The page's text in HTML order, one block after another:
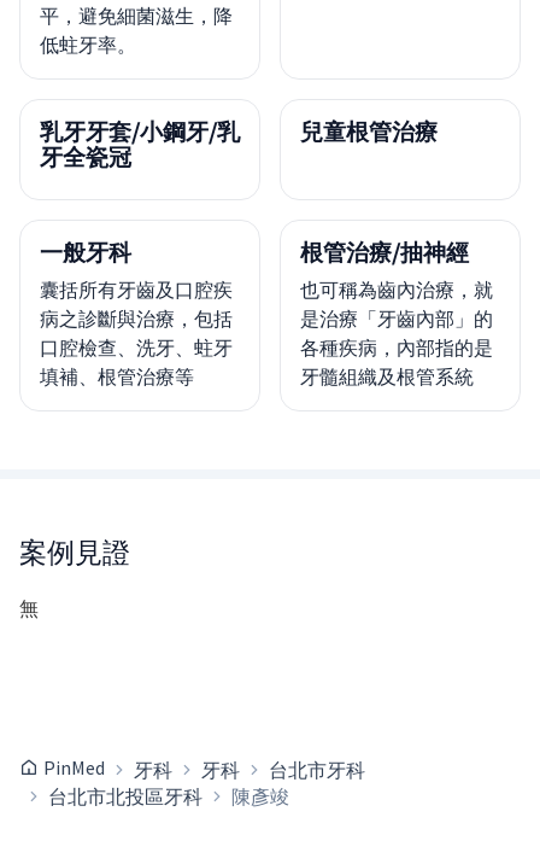
平，避免細菌滋生，降
低蛀牙率。
乳牙牙套/小鋼牙/乳
牙全瓷冠
兒童根管治療
一般牙科
囊括所有牙齒及口腔疾
病之診斷與治療，包括
口腔檢查、洗牙、蛀牙
填補、根管治療等
根管治療/抽神經
也可稱為齒內治療，就
是治療「牙齒內部」的
各種疾病，內部指的是
牙髓組織及根管系統
案例見證
無
PinMed 牙科 牙科
台北市牙科
台北市北投區牙科
陳彥竣